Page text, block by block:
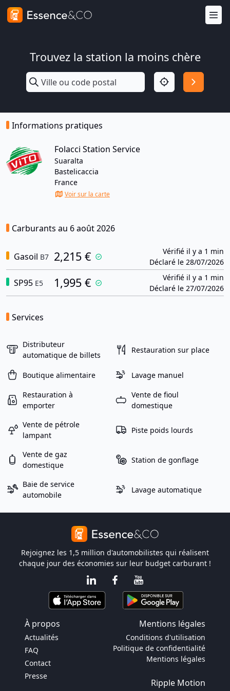
Trouvez la station la moins chère
Informations pratiques
Folacci Station Service
Suaralta
Bastelicaccia
France
Voir sur la carte
Carburants au 6 août 2026
Gasoil B7 2,215 €
Vérifié il y a 1 min
Déclaré le 28/07/2026
SP95 E5 1,995 €
Vérifié il y a 1 min
Déclaré le 27/07/2026
Services
Distributeur
automatique de billets
Restauration sur place
Boutique alimentaire Lavage manuel
Restauration à
emporter
Vente de fioul
domestique
Vente de pétrole
lampant
Piste poids lourds
Vente de gaz
domestique
Station de gonflage
Baie de service
automobile
Lavage automatique
Rejoignez les 1,5 million d'automobilistes qui réalisent
chaque jour des économies sur leur budget carburant !
À propos Mentions légales
Actualités
FAQ
Contact
Presse
Conditions d'utilisation
Politique de confidentialité
Mentions légales
Ripple Motion